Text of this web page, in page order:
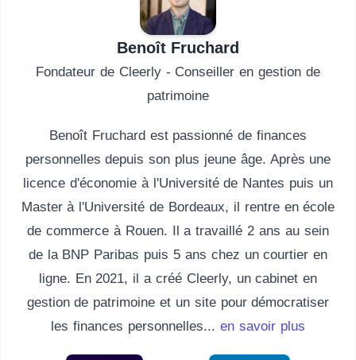
Benoît Fruchard
Fondateur de Cleerly - Conseiller en gestion de
patrimoine
Benoît Fruchard est passionné de finances
personnelles depuis son plus jeune âge. Après une
licence d'économie à l'Université de Nantes puis un
Master à l'Université de Bordeaux, il rentre en école
de commerce à Rouen. Il a travaillé 2 ans au sein
de la BNP Paribas puis 5 ans chez un courtier en
ligne. En 2021, il a créé Cleerly, un cabinet en
gestion de patrimoine et un site pour démocratiser
les finances personnelles... en savoir plus